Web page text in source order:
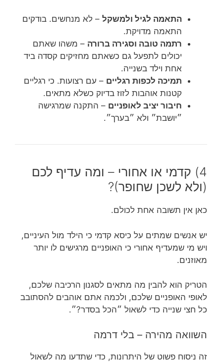
התאמה לגיל ולמשקל – לא מנחשים. בודקים
התאמה מדויקת.
רתמה טובה וסגירה ברורה – משהו שאתם
יכולים לתפעל גם כשאתם מחזיקים קסדה ביד
אחת וילד בשנייה.
תמיכה לכפות רגליים – עם רצועות. כי רגליים
קטנות אוהבות לזוז בדיוק כשלא מתאים.
חיבור יציב לאופניים – התקנה שמרגישה
״יושבת״ ולא ״בערך״.
4) קדמי או אחורי – ומה עדיף לכם
(ולא לשכן שחופר)?
כאן אין תשובה אחת לכולם.
יש אנשים שמתים על כיסא קדמי כי הילד מול העיניים,
ויש מי שמעדיף אחורי כי האופניים מרגישים לו יותר
מאוזנים.
הטריק הוא להבין מה מתאים לסגנון הרכיבה שלכם,
לאופי האופניים שלכם, ולכמה אתם אוהבים להסתובב
כל חצי שנייה כדי לשאול ״הכל בסדר?״.
השוואה מהירה – בלי דרמה
זה ניסוח פשוט של היתרונות, כדי שתדעו מה לשאול